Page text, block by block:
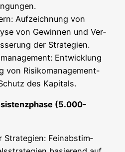
Auf­zeich­nung von
von Gewin­nen und Ver­
der Strategien.
Ent­wick­lung
von Risi­ko­ma­nage­ment-
des Kapitals.
(5.000-
Stra­te­gien: Fein­ab­stim­